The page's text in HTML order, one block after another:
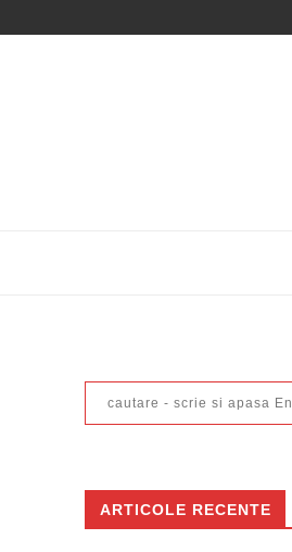
ARTICOLE RECENTE